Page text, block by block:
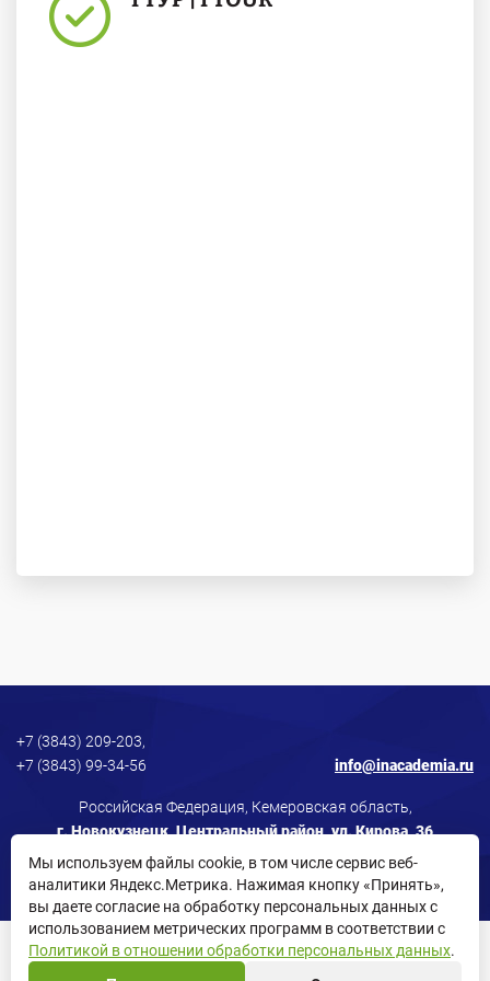
+7 (3843) 209-203,
+7 (3843) 99-34-56
info@inacademia.ru
Российская Федерация, Кемеровская область,
г. Новокузнецк, Центральный район, ул. Кирова, 36
Политика в отношении обработки персональных данных
Мы используем файлы cookie, в том числе сервис веб-
аналитики Яндекс.Метрика. Нажимая кнопку «Принять»,
вы даете согласие на обработку персональных данных с
использованием метрических программ в соответствии с
Политикой в отношении обработки персональных данных.